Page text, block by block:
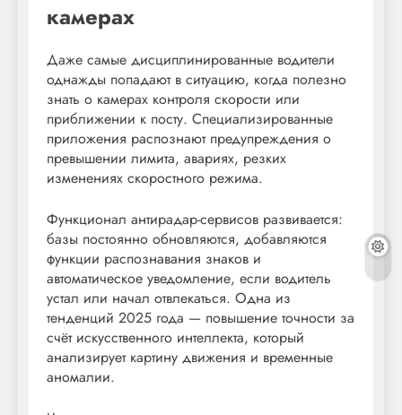
камерах
Даже самые дисциплинированные водители
однажды попадают в ситуацию, когда полезно
знать о камерах контроля скорости или
приближении к посту. Специализированные
приложения распознают предупреждения о
превышении лимита, авариях, резких
изменениях скоростного режима.
Функционал антирадар-сервисов развивается:
базы постоянно обновляются, добавляются
функции распознавания знаков и
автоматическое уведомление, если водитель
устал или начал отвлекаться. Одна из
тенденций 2025 года — повышение точности за
счёт искусственного интеллекта, который
анализирует картину движения и временные
аномалии.